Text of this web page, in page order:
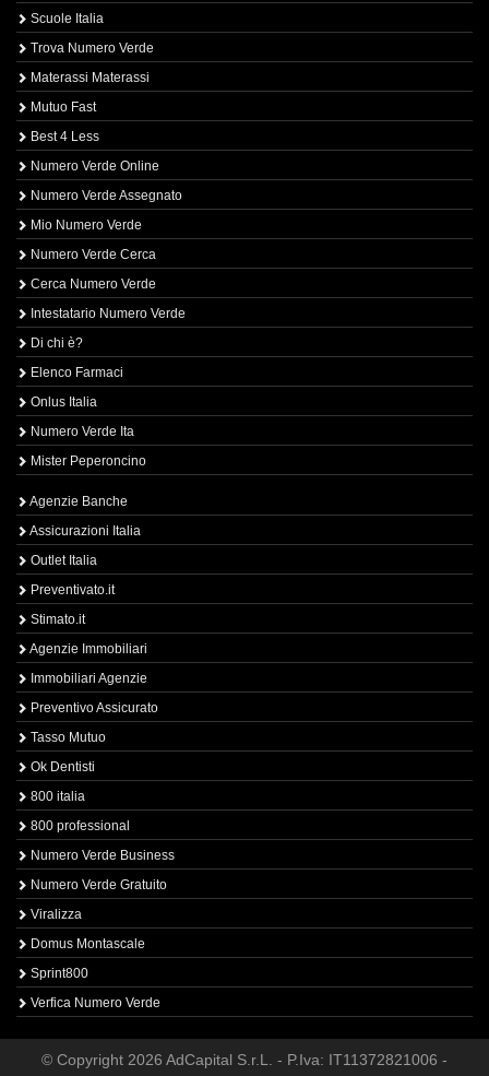
Scuole Italia
Trova Numero Verde
Materassi Materassi
Mutuo Fast
Best 4 Less
Numero Verde Online
Numero Verde Assegnato
Mio Numero Verde
Numero Verde Cerca
Cerca Numero Verde
Intestatario Numero Verde
Di chi è?
Elenco Farmaci
Onlus Italia
Numero Verde Ita
Mister Peperoncino
Agenzie Banche
Assicurazioni Italia
Outlet Italia
Preventivato.it
Stimato.it
Agenzie Immobiliari
Immobiliari Agenzie
Preventivo Assicurato
Tasso Mutuo
Ok Dentisti
800 italia
800 professional
Numero Verde Business
Numero Verde Gratuito
Viralizza
Domus Montascale
Sprint800
Verfica Numero Verde
© Copyright 2026 AdCapital S.r.L. - P.Iva: IT11372821006 -